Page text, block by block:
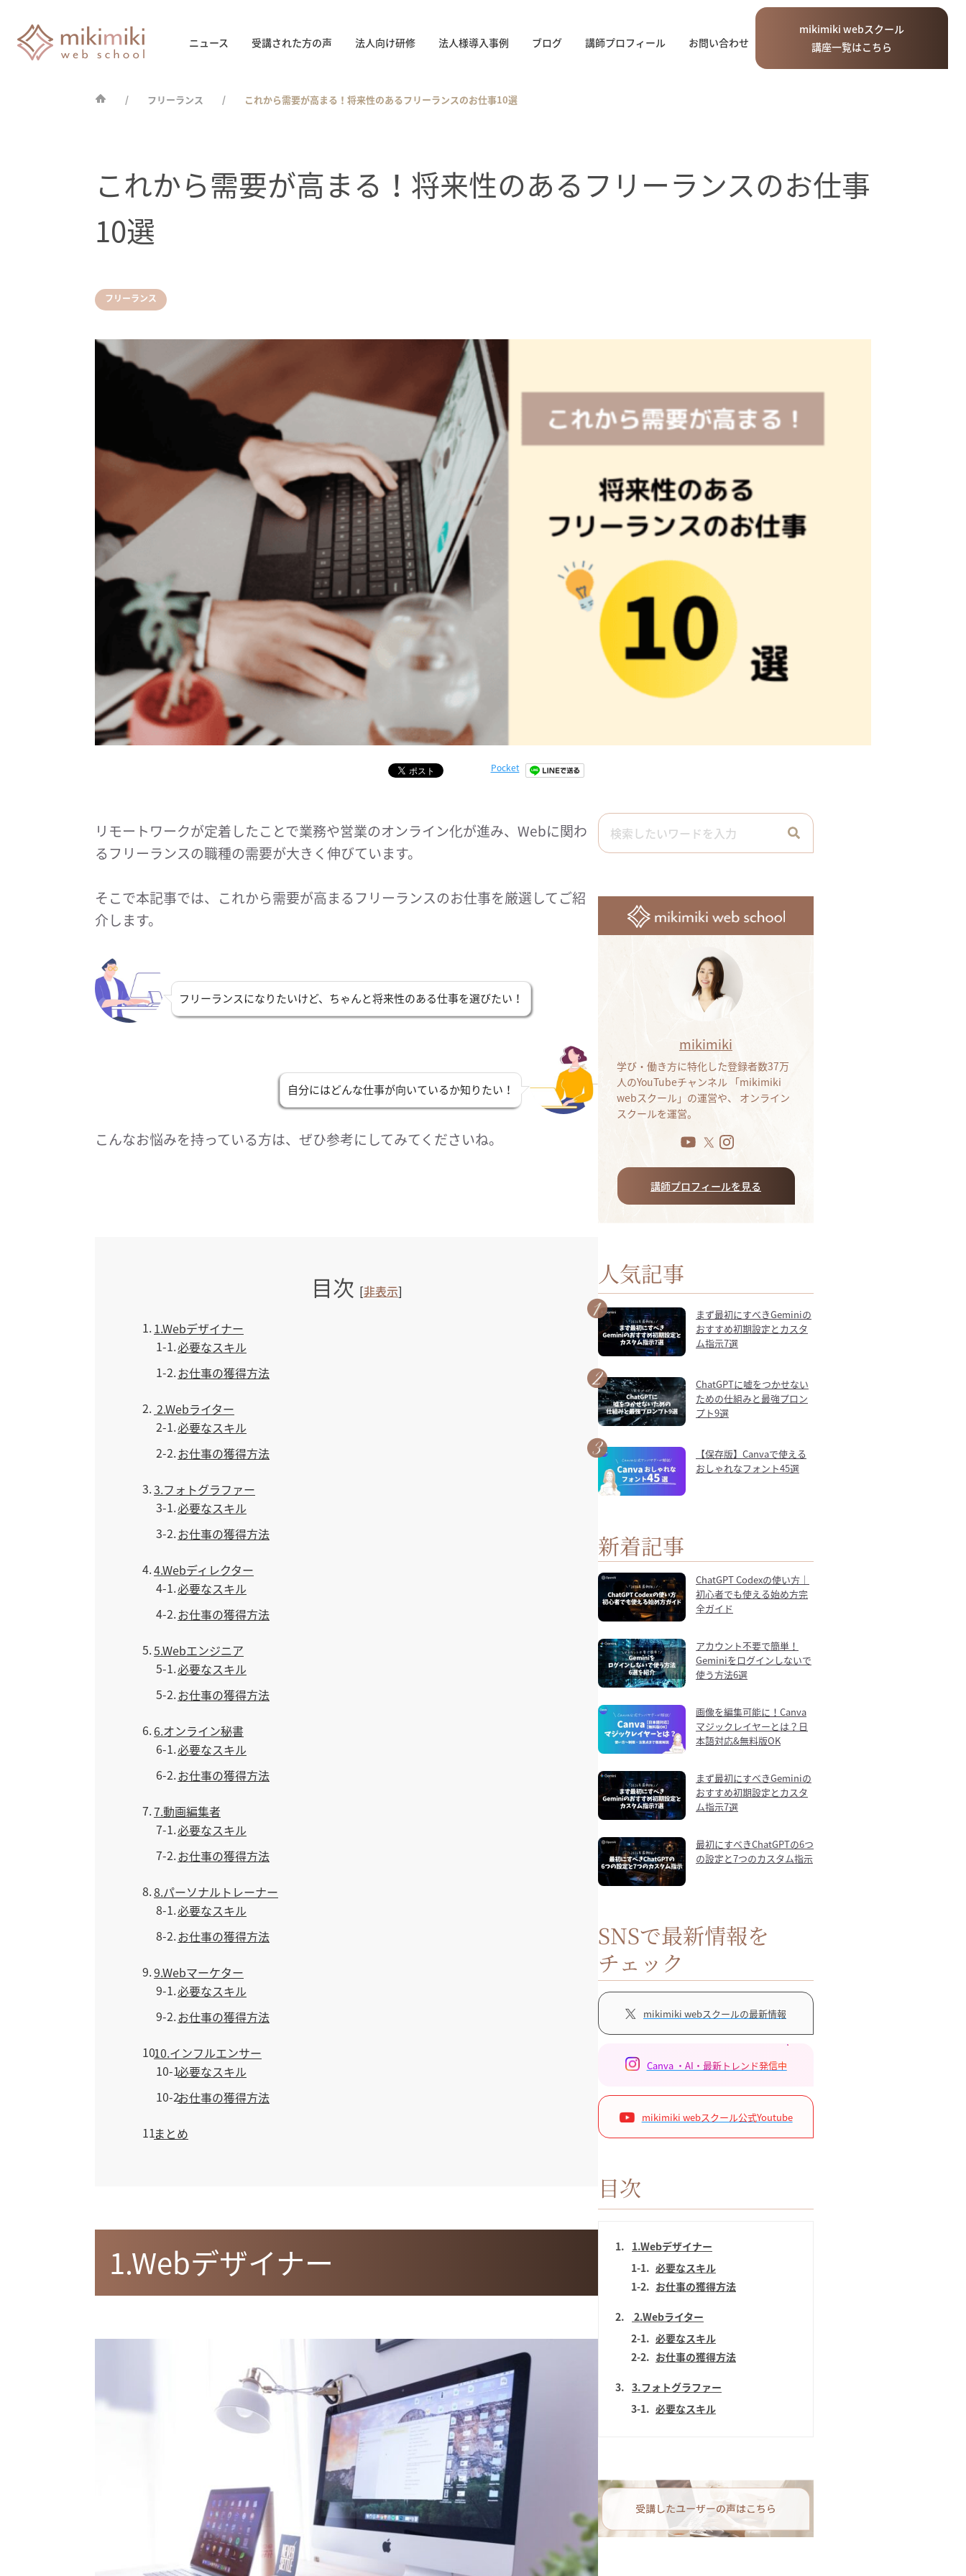
ニュース 受講された方の声 法人向け研修 法人様導入事例 ブログ 講師プロフィール お問い合わせ
mikimiki webスクール
講座一覧はこちら
フリーランス これから需要が高まる！将来性のあるフリーランスのお仕事10選
フリーランス
これから需要が高まる！将来性のあるフリーランスのお仕事
10選
Pocket
リモートワークが定着したことで業務や営業のオンライン化が進み、Webに関わ
るフリーランスの職種の需要が大きく伸びています。
そこで本記事では、これから需要が高まるフリーランスのお仕事を厳選してご紹
介します。
フリーランスになりたいけど、ちゃんと将来性のある仕事を選びたい！
自分にはどんな仕事が向いているか知りたい！
こんなお悩みを持っている方は、ぜひ参考にしてみてくださいね。
目次 [非表示]
1 1.Webデザイナー
1-1 必要なスキル
1-2 お仕事の獲得方法
2 2.Webライター
2-1 必要なスキル
2-2 お仕事の獲得方法
3 3.フォトグラファー
3-1 必要なスキル
3-2 お仕事の獲得方法
4 4.Webディレクター
4-1 必要なスキル
4-2 お仕事の獲得方法
5 5.Webエンジニア
5-1 必要なスキル
5-2 お仕事の獲得方法
6 6.オンライン秘書
6-1 必要なスキル
6-2 お仕事の獲得方法
7 7.動画編集者
7-1 必要なスキル
7-2 お仕事の獲得方法
8 8.パーソナルトレーナー
8-1 必要なスキル
8-2 お仕事の獲得方法
9 9.Webマーケター
9-1 必要なスキル
9-2 お仕事の獲得方法
1010.インフルエンサー
10-1必要なスキル
10-2お仕事の獲得方法
11まとめ
1.Webデザイナー
mikimiki
学び・働き方に特化した登録者数37万
人のYouTubeチャンネル 「mikimiki
webスクール」の運営や、 オンライン
スクールを運営。
講師プロフィールを見る
人気記事
まず最初にすべきGeminiの
おすすめ初期設定とカスタ
ム指示7選
ChatGPTに嘘をつかせない
ための仕組みと最強プロン
プト9選
【保存版】Canvaで使える
おしゃれなフォント45選
新着記事
ChatGPT Codexの使い方｜
初心者でも使える始め方完
全ガイド
アカウント不要で簡単！
Geminiをログインしないで
使う方法6選
画像を編集可能に！Canva
マジックレイヤーとは？日
本語対応&無料版OK
まず最初にすべきGeminiの
おすすめ初期設定とカスタ
ム指示7選
最初にすべきChatGPTの6つ
の設定と7つのカスタム指示
SNSで最新情報を
チェック
mikimiki webスクールの最新情報
Canva ・AI・最新トレンド発信中
mikimiki webスクール公式Youtube
目次
1
1.Webデザイナー
1-1
必要なスキル
1-2
お仕事の獲得方法
2
2.Webライター
2-1
必要なスキル
2-2
お仕事の獲得方法
3
3.フォトグラファー
3-1
必要なスキル
4-1
必要なスキル
5
5.Webエンジニア